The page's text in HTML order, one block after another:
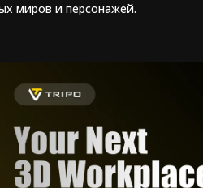
миров и персонажей.